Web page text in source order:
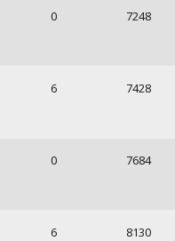
0 7248
6 7428
0 7684
6 8130